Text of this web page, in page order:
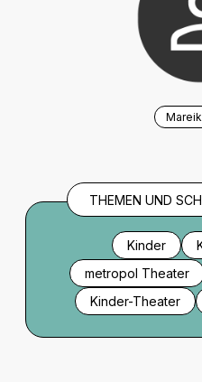
THEMEN UND
Kinder
metropol Theater
Kinder-Theater